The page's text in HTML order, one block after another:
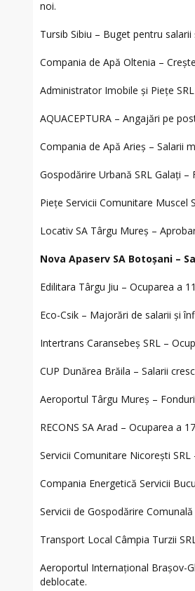
noi.
Tursib Sibiu – Buget pentru
Compania de Apă Oltenia –
Administrator Imobile și Piețe
AQUACEPTURA – Angajări pe
Compania de Apă Arieș – Salarii
Gospodărire Urbană SRL Galați
Piețe Servicii Comunitare Muscel
Locativ SA Târgu Mureș –
Nova Apaserv SA Botoșani –
Edilitara Târgu Jiu – Ocuparea a
Eco-Csik – Majorări de salarii și
Intertrans Caransebeș SRL –
CUP Dunărea Brăila – Salarii
Aeroportul Târgu Mureș –
RECONS SA Arad – Ocuparea a
Servicii Comunitare Nicorești
Compania Energetică Servicii
Servicii de Gospodărire
Transport Local Câmpia Turzii
Aeroportul Internațional Brașov-
deblocate.